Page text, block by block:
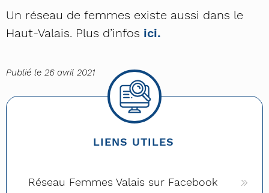
Un réseau de femmes existe aussi dans le
Haut-Valais. Plus d’infos ici.
Publié le 26 avril 2021
LIENS UTILES
Réseau Femmes Valais sur Facebook